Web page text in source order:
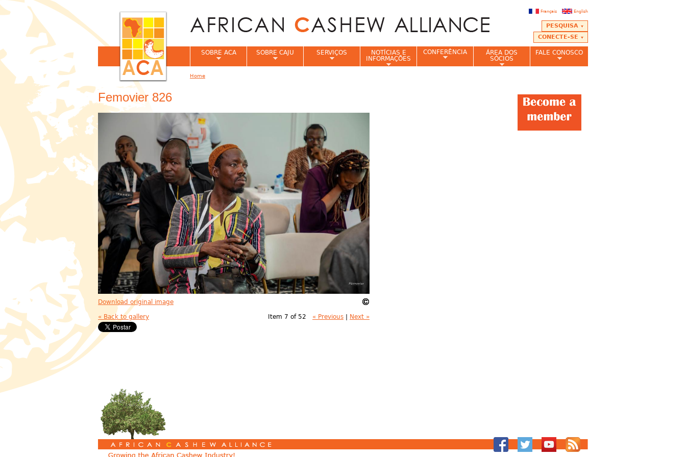
English
Français
PESQUISA
CONECTE-SE
Femovier 826
Download original image
« Back to gallery Item 7 of 52 « Previous | Next »
SOBRE ACA SOBRE CAJU SERVIÇOS
NOTÍCIAS E
INFORMAÇÕES
CONFERÊNCIA
ÁREA DOS
SÓCIOS
FALE CONOSCO
Home